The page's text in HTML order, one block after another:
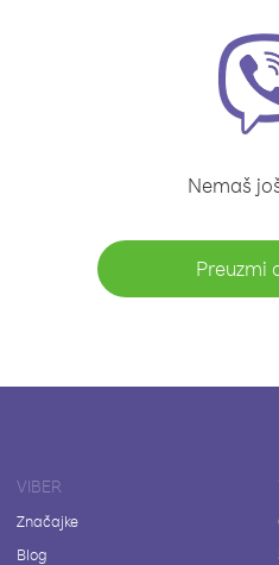
Nemaš
Preuzmi
VIBER
Značajke
Blog